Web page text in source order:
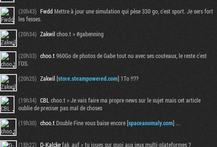
(20h43) FwddMettre à jour une simulation qui pèse 330 go, c'est sport. Je sers fort
les fesses.
(20h34) Zakwil choo.t > #gabenning
(20h33) choo.t960Go de photos de Gabe tout nu avec ses couteaux, le reste c'est
l'OS.
(20h25) Zakwil [store.steampowered.com] 1To !!??
(19h34) CBL choo.t > Je vais faire ma propre news sur le sujet mais cet article
oublie de preciser pas mal de choses
(19h30) choo.tDouble Fine vous baise encore [spaceanomaly.com] ...
(18h22) D-Kalckefak_auf > tu joues sur quoi aux jeux multi-plateformes ?